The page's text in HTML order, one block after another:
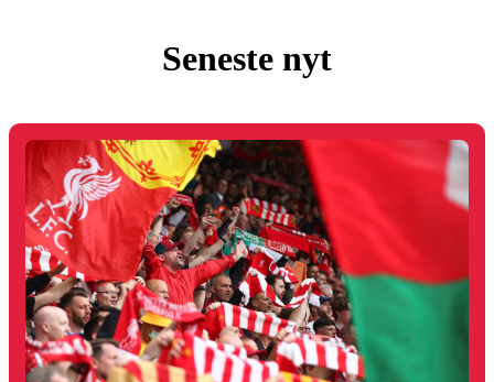
Seneste nyt